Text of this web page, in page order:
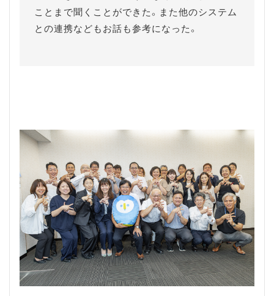
ことまで聞くことができた。また他のシステム
との連携などもお話も参考になった。